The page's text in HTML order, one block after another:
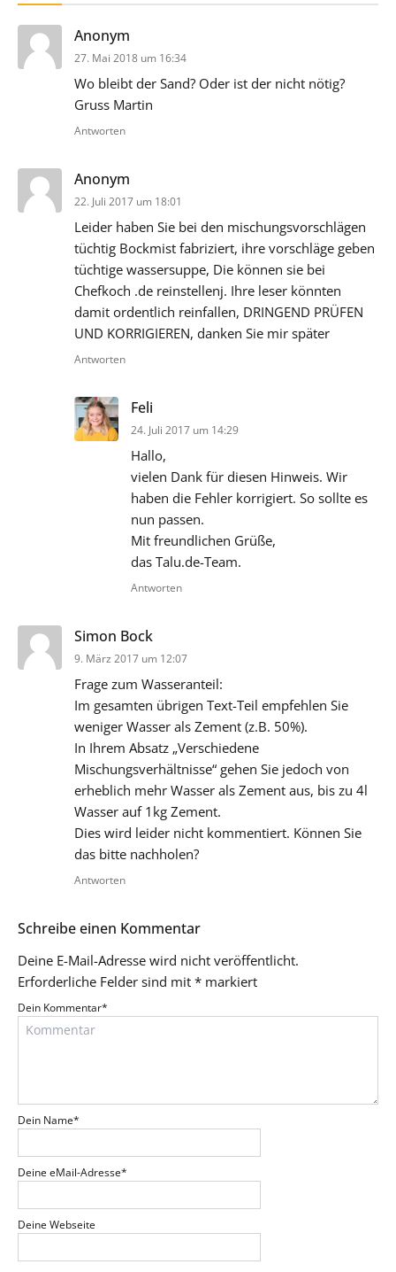
Anonym
27. Mai 2018 um 16:34
Wo bleibt der Sand? Oder ist der nicht nötig?
Gruss Martin
Antworten
Anonym
22. Juli 2017 um 18:01
Leider haben Sie bei den mischungsvorschlägen
tüchtig Bockmist fabriziert, ihre vorschläge geben
tüchtige wassersuppe, Die können sie bei
Chefkoch .de reinstellenj. Ihre leser könnten
damit ordentlich reinfallen, DRINGEND PRÜFEN
UND KORRIGIEREN, danken Sie mir später
Antworten
Feli
24. Juli 2017 um 14:29
Hallo,
vielen Dank für diesen Hinweis. Wir
haben die Fehler korrigiert. So sollte es
nun passen.
Mit freundlichen Grüße,
das Talu.de-Team.
Antworten
Simon Bock
9. März 2017 um 12:07
Frage zum Wasseranteil:
Im gesamten übrigen Text-Teil empfehlen Sie
weniger Wasser als Zement (z.B. 50%).
In Ihrem Absatz „Verschiedene
Mischungsverhältnisse“ gehen Sie jedoch von
erheblich mehr Wasser als Zement aus, bis zu 4l
Wasser auf 1kg Zement.
Dies wird leider nicht kommentiert. Können Sie
das bitte nachholen?
Antworten
Schreibe einen Kommentar
Deine E-Mail-Adresse wird nicht veröffentlicht.
Erforderliche Felder sind mit * markiert
Dein Kommentar*
Dein Name*
Deine eMail-Adresse*
Deine Webseite